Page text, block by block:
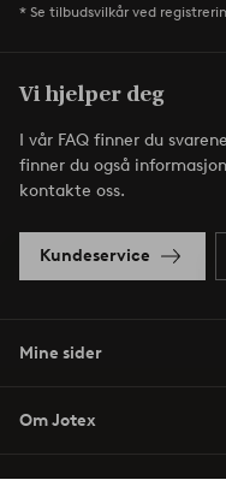
* Se tilbudsvilkår ved
Vi hjelper deg
I vår FAQ finner du
finner du også
kontakte oss.
Kundeservice
Mine sider
Om Jotex